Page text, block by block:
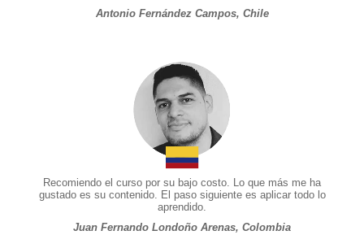
Antonio Fernández Campos, Chile
Recomiendo el curso por su bajo costo. Lo que más me ha
gustado es su contenido. El paso siguiente es aplicar todo lo
aprendido.
Juan Fernando Londoño Arenas, Colombia